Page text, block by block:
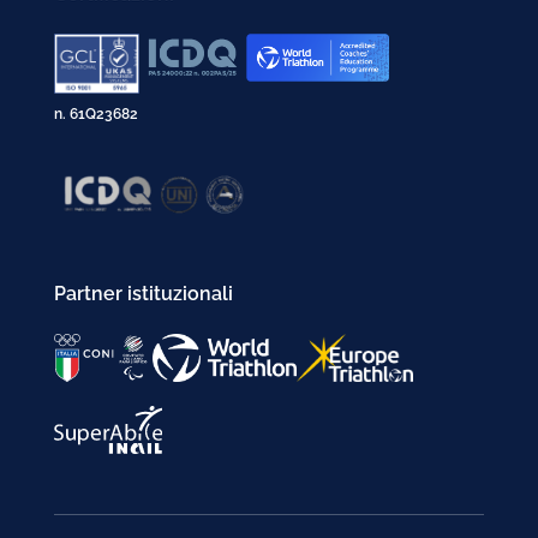
n. 61Q23682
Partner istituzionali